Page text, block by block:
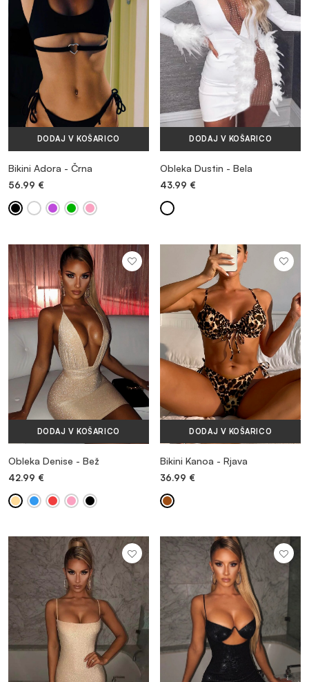
DODAJ V KOŠARICO
Bikini Adora - Črna
56.99 €
DODAJ V KOŠARICO
Obleka Dustin - Bela
43.99 €
DODAJ V KOŠARICO
Obleka Denise - Bež
42.99 €
DODAJ V KOŠARICO
Bikini Kanoa - Rjava
36.99 €